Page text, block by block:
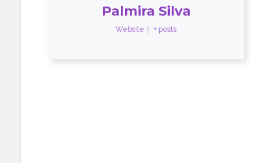
Palmira Silva
Website + posts